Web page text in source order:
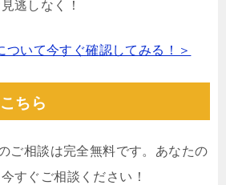
逃しなく！
ついて今すぐ確認してみる！＞
ちら
ご相談は完全無料です。あなたの
すぐご相談ください！